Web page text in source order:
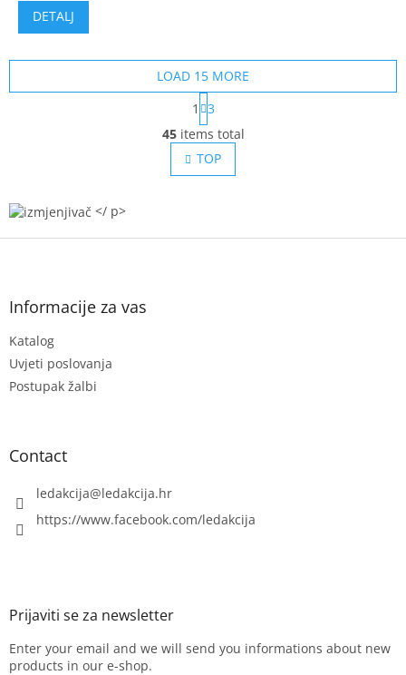
L
i
s
t
c
LOAD 15 MORE
P
a
g
i
n
a
n
1
3
45items total
TOP
</ p>
F
Informacije za vas
Katalog
Uvjeti poslovanja
Postupak žalbi
Contact
ledakcija@ledakcija.hr
https://www.facebook.com/ledakcija
Enter your email and we will send you informations about new
products in our e-shop.